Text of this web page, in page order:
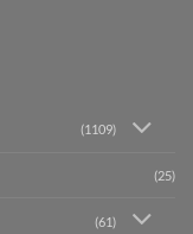
(1109)
(25)
(61)